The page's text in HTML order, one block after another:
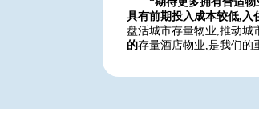
具有前期投入成本较低,入
盘活城市存量物业,推动城
的存量酒店物业,是我们的